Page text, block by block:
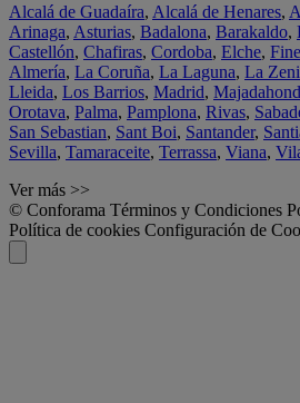
Alcalá de Guadaíra, Alcalá de Henares,
Arinaga, Asturias, Badalona, Barakaldo,
Castellón, Chafiras, Cordoba, Elche,
Almería, La Coruña, La Laguna, La
Lleida, Los Barrios, Madrid,
Orotava, Palma, Pamplona, Rivas,
San Sebastian, Sant Boi, Santander,
Sevilla, Tamaraceite, Terrassa, Viana,
Ver más >>
© Conforama Términos y Condiciones
Política de cookies Configuración de